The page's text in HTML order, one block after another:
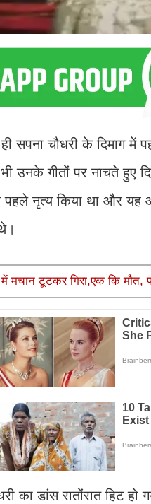
सपना चौधरी के दिमाग में
उनके गीतों पर नाचते हुए
पहले नृत्य किया था और
में मचान टूटकर गिरा,एक कि मौत,
डांस रातोंरात हिट हो